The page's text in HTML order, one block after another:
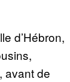
d’Hébron,
avant de